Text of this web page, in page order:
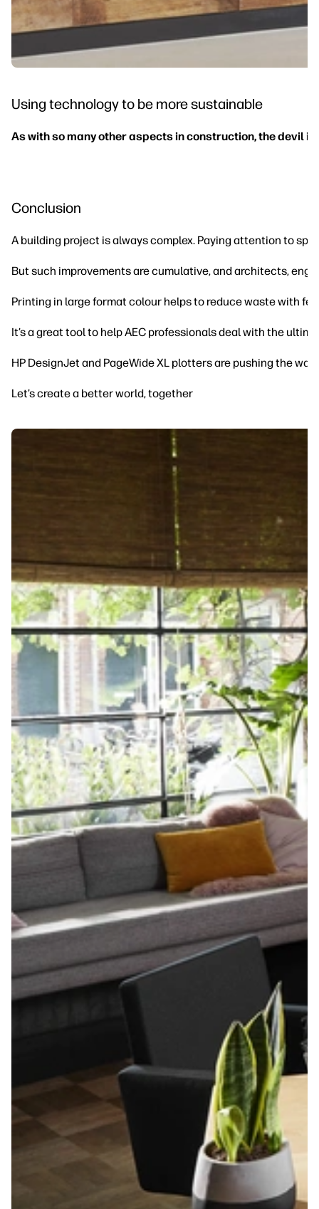
Using technology to be more sustainable
As with so many other aspects in construction, the devil is
Conclusion
A building project is always complex. Paying attention to
But such improvements are cumulative, and architects,
Printing in large format colour helps to reduce waste with
It’s a great tool to help AEC professionals deal with the
HP DesignJet and PageWide XL plotters are pushing the
Let’s create a better world, together